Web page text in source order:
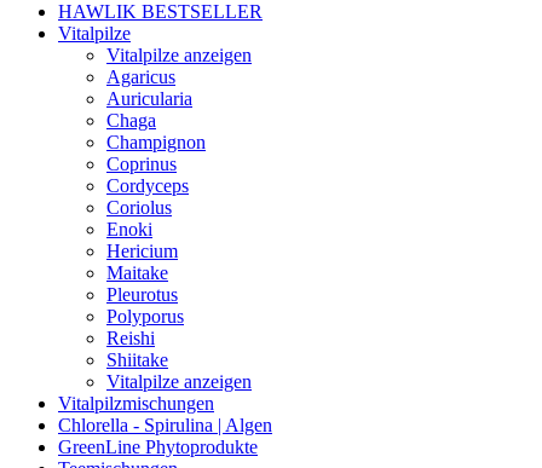
HAWLIK BESTSELLER
Vitalpilze
Vitalpilze anzeigen
Agaricus
Auricularia
Chaga
Champignon
Coprinus
Cordyceps
Coriolus
Enoki
Hericium
Maitake
Pleurotus
Polyporus
Reishi
Shiitake
Vitalpilze anzeigen
Vitalpilzmischungen
Chlorella - Spirulina | Algen
GreenLine Phytoprodukte